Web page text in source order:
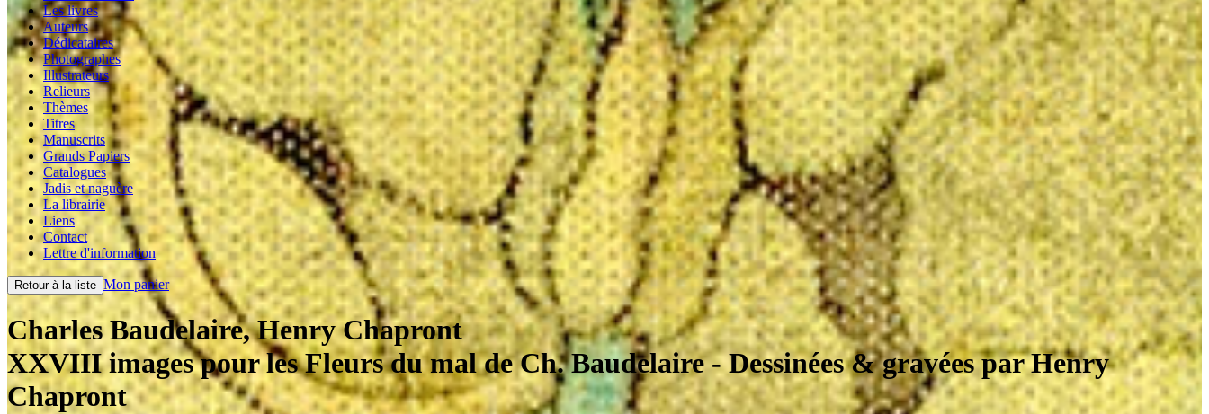
Les livres
Auteurs
Dédicataires
Photographes
Illustrateurs
Relieurs
Thèmes
Titres
Manuscrits
Grands Papiers
Catalogues
Jadis et naguère
La librairie
Liens
Contact
Lettre d'information
Retour à la liste Mon panier
Charles Baudelaire, Henry Chapront
XXVIII images pour les Fleurs du mal de Ch. Baudelaire - Dessinées & gravées par Henry
Chapront